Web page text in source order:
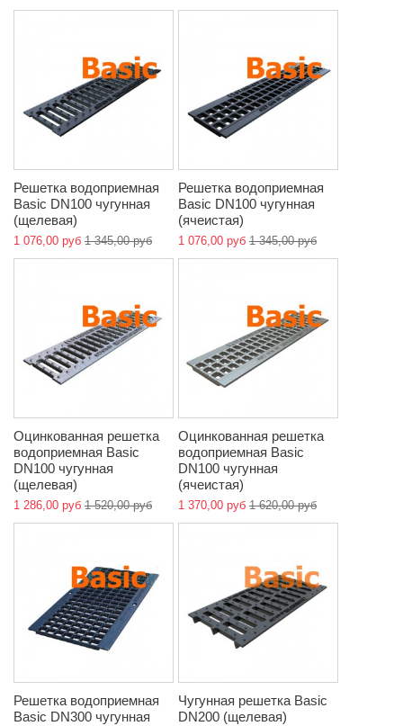
Решетка водоприемная
Basic DN100 чугунная
(щелевая)
1 076,00 руб 1 345,00 руб
Решетка водоприемная
Basic DN100 чугунная
(ячеистая)
1 076,00 руб 1 345,00 руб
Оцинкованная решетка
водоприемная Basic
DN100 чугунная
(щелевая)
1 286,00 руб 1 520,00 руб
Оцинкованная решетка
водоприемная Basic
DN100 чугунная
(ячеистая)
1 370,00 руб 1 620,00 руб
Решетка водоприемная
Basic DN300 чугунная
Чугунная решетка Basic
DN200 (щелевая)